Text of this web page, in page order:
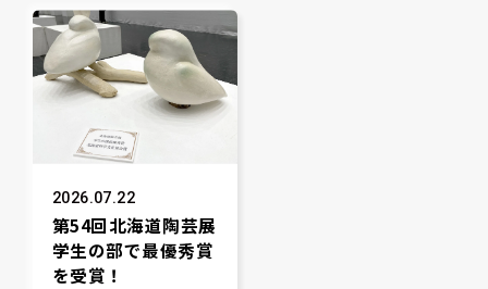
2026.07.22
第54回北海道陶芸展
学生の部で最優秀賞
を受賞！